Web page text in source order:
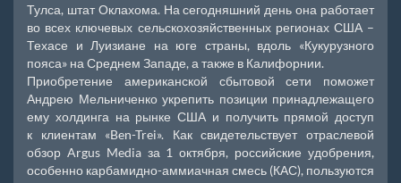
Тулса, штат Оклахома. На сегодняшний день она работает
во всех ключевых сельскохозяйственных регионах США –
Техасе и Луизиане на юге страны, вдоль «Кукурузного
пояса» на Среднем Западе, а также в Калифорнии.
Приобретение американской сбытовой сети поможет
Андрею Мельниченко укрепить позиции принадлежащего
ему холдинга на рынке США и получить прямой доступ
к клиентам «Ben-Trei». Как свидетельствует отраслевой
обзор Argus Media за 1 октября, российские удобрения,
особенно карбамидно-аммиачная смесь (КАС), пользуются